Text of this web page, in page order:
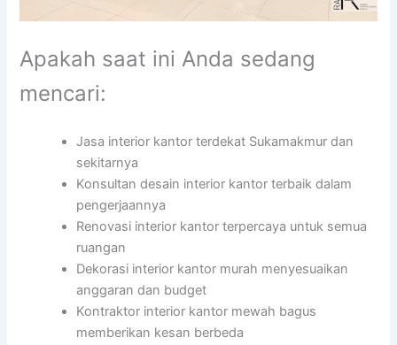
Apakah saat ini Anda sedang
mencari:
Jasa interior kantor terdekat Sukamakmur dan
sekitarnya
Konsultan desain interior kantor terbaik dalam
pengerjaannya
Renovasi interior kantor terpercaya untuk semua
ruangan
Dekorasi interior kantor murah menyesuaikan
anggaran dan budget
Kontraktor interior kantor mewah bagus
memberikan kesan berbeda